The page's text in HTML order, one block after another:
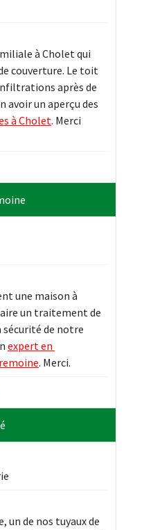
à Cholet qui
couverture. Le toit
après de
avoir un aperçu des
à Cholet. Merci
une maison à
un traitement de
de notre
expert en
. Merci.
un de nos tuyaux de